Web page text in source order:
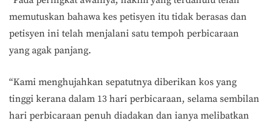
memutuskan bahawa kes petisyen itu tidak berasas dan
petisyen ini telah menjalani satu tempoh perbicaraan
yang agak panjang.
“Kami menghujahkan sepatutnya diberikan kos yang
tinggi kerana dalam 13 hari perbicaraan, selama sembilan
hari perbicaraan penuh diadakan dan ianya melibatkan